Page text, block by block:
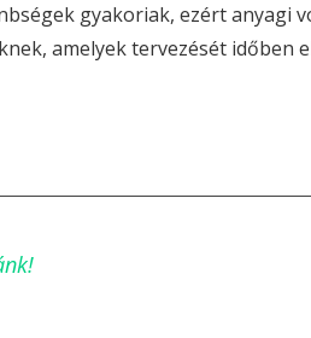
gyakoriak, ezért anyagi
amelyek tervezését időben